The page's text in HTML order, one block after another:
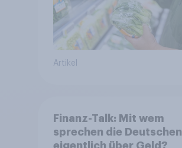
Artikel
Finanz-Talk: Mit wem
sprechen die Deutschen
eigentlich über Geld?